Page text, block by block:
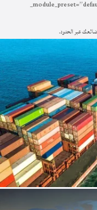
عبر الحدود.